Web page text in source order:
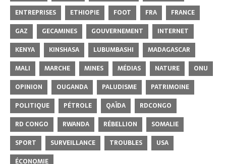
ENTREPRISES
ETHIOPIE FOOT FRA
FRANCE
GAZ
GECAMINES GOUVERNEMENT
INTERNET
KENYA
KINSHASA LUBUMBASHI
MADAGASCAR
MALI
MARCHE MINES MÉDIAS NATURE
ONU
OPINION
OUGANDA PALUDISME
PATRIMOINE
POLITIQUE
PÉTROLE QAÏDA
RDCONGO
RD CONGO
RWANDA RÉBELLION
SOMALIE
SPORT
SURVEILLANCE TROUBLES
USA
ÉCONOMIE